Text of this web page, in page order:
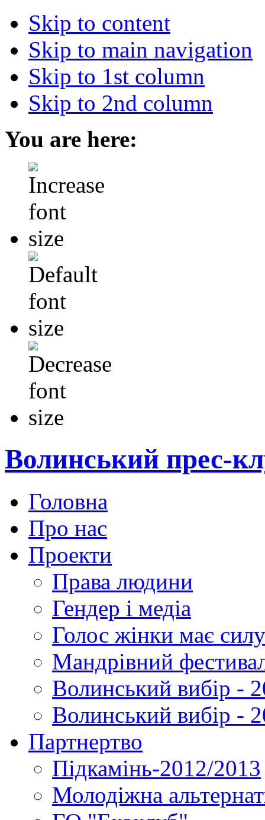
Skip to content
Skip to main navigation
Skip to 1st column
Skip to 2nd column
You are here:
Волинський прес-
Головна
Про нас
Проекти
Права людини
Гендер і медіа
Голос жінки має
Мандрівний
Волинський вибір -
Волинський вибір -
Партнертво
Підкамінь-2012/2013
Молодіжна